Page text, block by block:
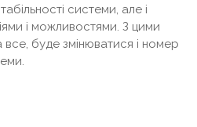
системи, але і
і можливостями. З цими
буде змінюватися і номер